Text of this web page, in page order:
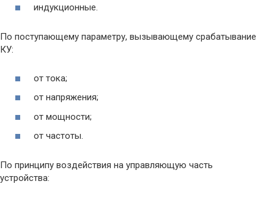
индукционные.
По поступающему параметру, вызывающему срабатывание
КУ:
от тока;
от напряжения;
от мощности;
от частоты.
По принципу воздействия на управляющую часть
устройства: